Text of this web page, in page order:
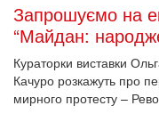
Запрошуємо на
“Майдан:
Кураторки виставки
Качуро розкажуть про
мирного протесту –